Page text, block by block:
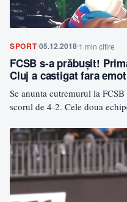
SPORT05.12.20181 min citire
FCSB s-a prăbușit!
Cluj a castigat fara
Se anunta cutremurul la
scorul de 4-2. Cele doua